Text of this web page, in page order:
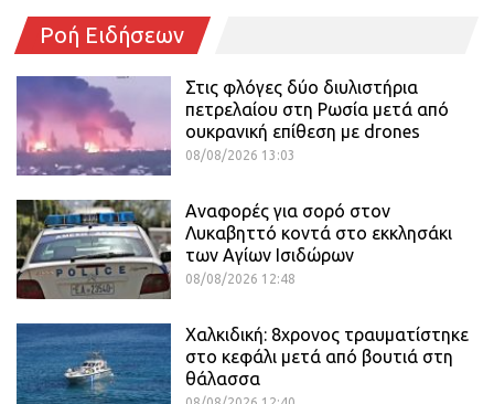
Ροή Ειδήσεων
Στις φλόγες δύο διυλιστήρια
πετρελαίου στη Ρωσία μετά από
ουκρανική επίθεση με drones
08/08/2026 13:03
Αναφορές για σορό στον
Λυκαβηττό κοντά στο εκκλησάκι
των Αγίων Ισιδώρων
08/08/2026 12:48
Χαλκιδική: 8χρονος τραυματίστηκε
στο κεφάλι μετά από βουτιά στη
θάλασσα